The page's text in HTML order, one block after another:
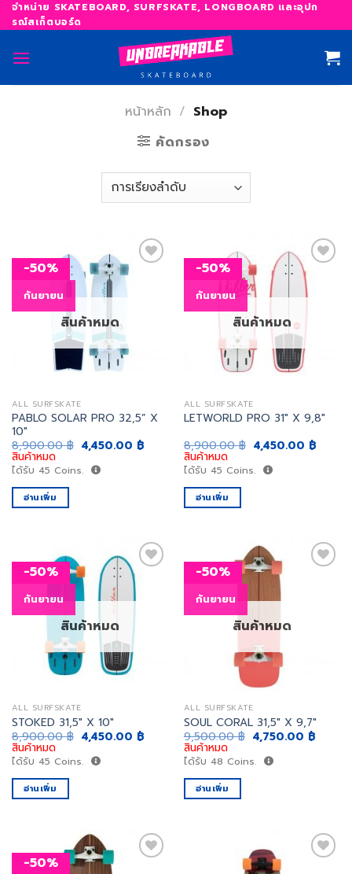
Skip
to
content
จำหน่าย SKATEBOARD, SURFSKATE, LONGBOARD และอุปก
รณ์สเก็ตบอร์ด
หน้าหลัก / Shop
คัดกรอง
-50%
กันยายน
สินค้าหมด
ALL SURFSKATE
PABLO SOLAR PRO 32,5” X
10″
8,900.00฿ Original
price
was:
8,900.00 ฿.
4,450.00 ฿Current
4,450.00 ฿.
สินค้าหมด
ได้รับ 45 Coins.
อ่านเพิ่ม
-50%
กันยายน
สินค้าหมด
ALL SURFSKATE
LETWORLD PRO 31″ X 9,8″
8,900.00฿ Original
price
was:
8,900.00 ฿.
4,450.00 ฿
สินค้าหมด
ได้รับ 45 Coins.
อ่านเพิ่ม
-50%
กันยายน
สินค้าหมด
ALL SURFSKATE
STOKED 31,5″ X 10″
8,900.00฿ Original
price
was:
8,900.00 ฿.
4,450.00 ฿Current
4,450.00 ฿.
สินค้าหมด
ได้รับ 45 Coins.
อ่านเพิ่ม
-50%
กันยายน
สินค้าหมด
ALL SURFSKATE
SOUL CORAL 31,5″ X 9,7″
9,500.00฿ Original
price
was:
9,500.00 ฿.
4,750.00 ฿
สินค้าหมด
ได้รับ 48 Coins.
อ่านเพิ่ม
-50%